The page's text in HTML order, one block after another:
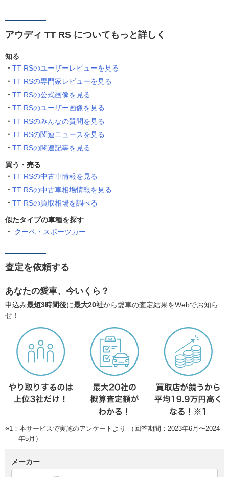
アウディ TT RS についてもっと詳しく
知る
TT RSのユーザーレビューを見る
TT RSの専門家レビューを見る
TT RSの公式画像を見る
TT RSのユーザー画像を見る
TT RSのみんなの質問を見る
TT RSの関連ニュースを見る
TT RSの関連記事を見る
買う・売る
TT RSの中古車情報を見る
TT RSの中古車相場情報を見る
TT RSの買取相場を調べる
似たタイプの車種を探す
クーペ・スポーツカー
査定を依頼する
あなたの愛車、今いくら？
申込み最短3時間後に最大20社から愛車の査定結果をWebでお知ら
せ！
※1：本サービスで実施のアンケートより （回答期間：2023年6月〜2024
年5月）
メーカー